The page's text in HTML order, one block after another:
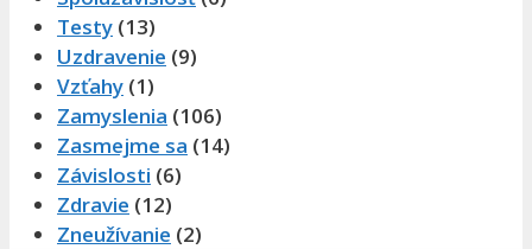
Testy (13)
Uzdravenie (9)
Vzťahy (1)
Zamyslenia (106)
Zasmejme sa (14)
Závislosti (6)
Zdravie (12)
Zneužívanie (2)